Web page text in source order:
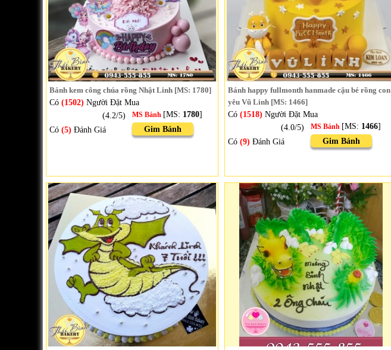
Bánh kem công chúa rồng Nhật Linh [MS: 1780]
Có (1502) Người Đặt Mua
(4.2/5)
Có (5) Đánh Giá
MS Bánh [MS: 1780]
Gim Bánh
Bánh happy fullmonth hanmade cậu bé rồng con
yêu Vũ Linh [MS: 1466]
Có (1518) Người Đặt Mua
(4.0/5)
Có (9) Đánh Giá
MS Bánh [MS: 1466]
Gim Bánh